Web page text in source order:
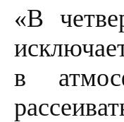
«В
в